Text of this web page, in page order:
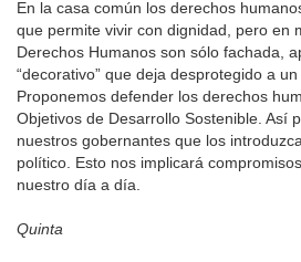
En la casa común los derechos
que permite vivir con dignidad, pero en
Derechos Humanos son sólo fachada,
“decorativo” que deja desprotegido a
Proponemos defender los derechos
Objetivos de Desarrollo Sostenible. Así
nuestros gobernantes que los
político. Esto nos implicará
nuestro día a día.
Quinta